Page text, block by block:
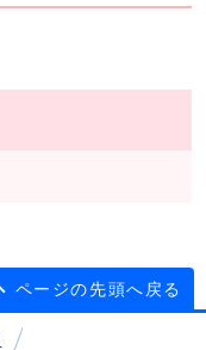
ページの先頭へ戻る